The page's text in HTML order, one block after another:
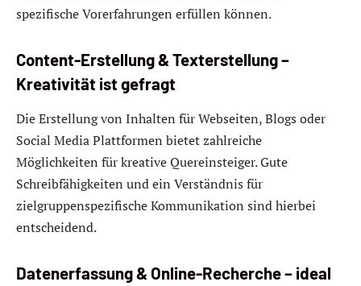
spezifische Vorerfahrungen erfüllen können.
Content-Erstellung & Texterstellung –
Kreativität ist gefragt
Die Erstellung von Inhalten für Webseiten, Blogs oder
Social Media Plattformen bietet zahlreiche
Möglichkeiten für kreative Quereinsteiger. Gute
Schreibfähigkeiten und ein Verständnis für
zielgruppenspezifische Kommunikation sind hierbei
entscheidend.
Datenerfassung & Online-Recherche – ideal